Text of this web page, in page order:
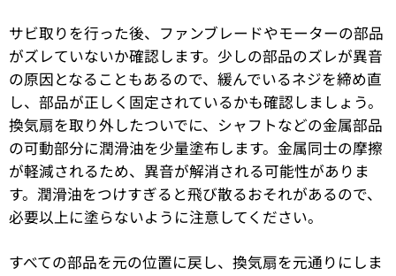
サビ取りを行った後、ファンブレードやモーターの部品
がズレていないか確認します。少しの部品のズレが異音
の原因となることもあるので、緩んでいるネジを締め直
し、部品が正しく固定されているかも確認しましょう。
換気扇を取り外したついでに、シャフトなどの金属部品
の可動部分に潤滑油を少量塗布します。金属同士の摩擦
が軽減されるため、異音が解消される可能性がありま
す。潤滑油をつけすぎると飛び散るおそれがあるので、
必要以上に塗らないように注意してください。
すべての部品を元の位置に戻し、換気扇を元通りにしま